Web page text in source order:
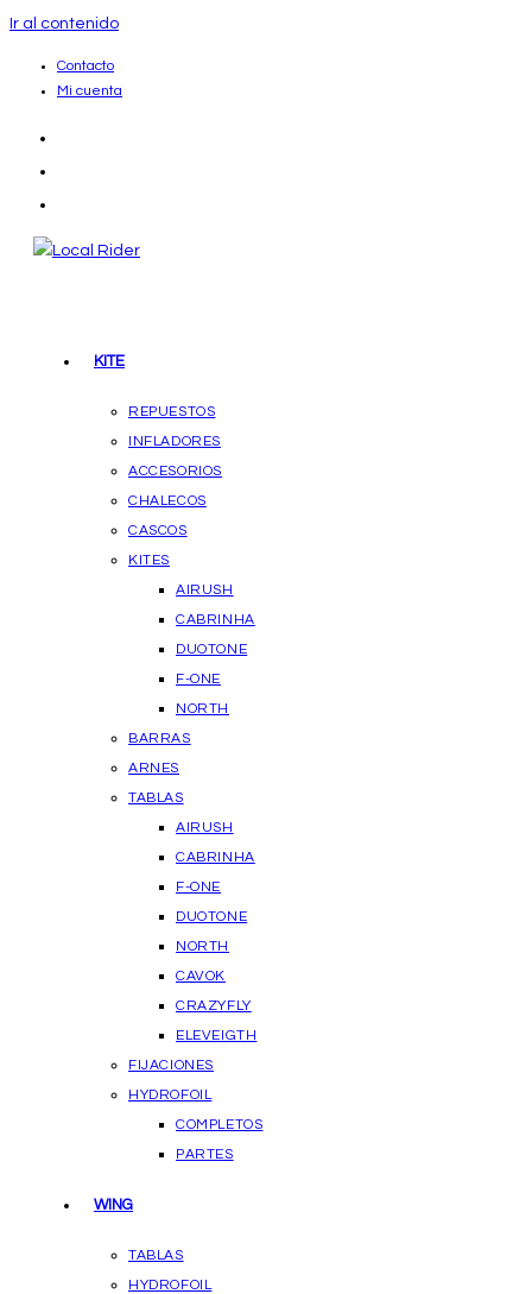
Ir al contenido
Contacto
Mi cuenta
KITE
REPUESTOS
INFLADORES
ACCESORIOS
CHALECOS
CASCOS
KITES
AIRUSH
CABRINHA
DUOTONE
F-ONE
NORTH
BARRAS
ARNES
TABLAS
AIRUSH
CABRINHA
F-ONE
DUOTONE
NORTH
CAVOK
CRAZYFLY
ELEVEIGTH
FIJACIONES
HYDROFOIL
COMPLETOS
PARTES
WING
TABLAS
HYDROFOIL